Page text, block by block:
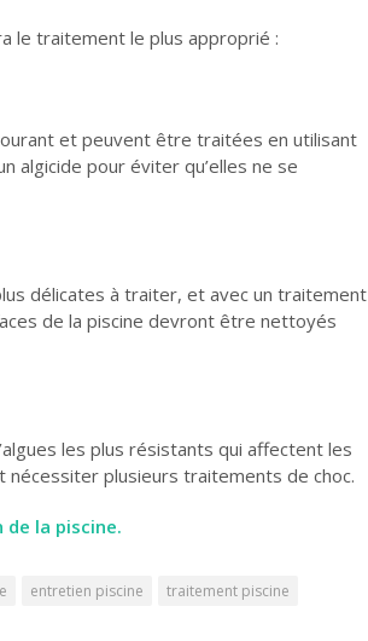
le traitement le plus approprié :
et peuvent être traitées en utilisant
algicide pour éviter qu’elles ne se
délicates à traiter, et avec un traitement
de la piscine devront être nettoyés
les plus résistants qui affectent les
nécessiter plusieurs traitements de choc.
la piscine.
entretien piscine traitement piscine